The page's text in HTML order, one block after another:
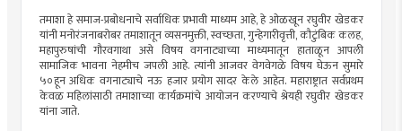
तमाशा हे समाज-प्रबोधनाचे सर्वाधिक प्रभावी माध्यम आहे, हे ओळखून रघुवीर खेडकर
यांनी मनोरंजनाबरोबर तमाशातून व्यसनमुक्ती, स्वच्छता, गुन्हेगारीवृत्ती, कौटुंबिक कलह,
महापुरुषांची गौरवगाथा असे विषय वगनाट्याच्या माध्यमातून हाताळून आपली
सामाजिक भावना नेहमीच जपली आहे. त्यांनी आजवर वेगवेगळे विषय घेऊन सुमारे
५०हून अधिक वगनाट्याचे नऊ हजार प्रयोग सादर केले आहेत. महाराष्ट्रात सर्वप्रथम
केवळ महिलांसाठी तमाशाच्या कार्यक्रमांचे आयोजन करण्याचे श्रेयही रघुवीर खेडकर
यांना जाते.